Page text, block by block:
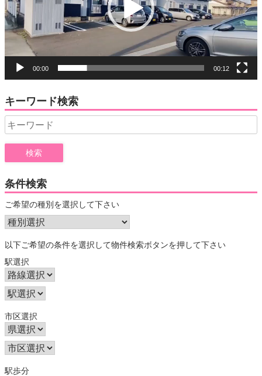
ヤ
ー
00:00 00:12
キーワード検索
Search
for:
条件検索
ご希望の種別を選択して下さい
以下ご希望の条件を選択して物件検索ボタンを押して下さい
駅選択
市区選択
駅歩分